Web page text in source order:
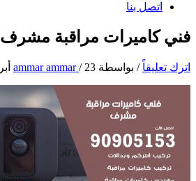
اتصل بنا
فني كاميرات مراقبة مشرف
اترك تعليقاً / بواسطة ammar ammar/ 23 أبريل، 2020